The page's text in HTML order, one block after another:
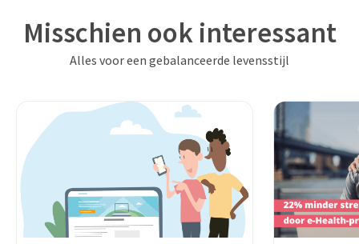
Misschien ook interessant
Alles voor een gebalanceerde levensstijl